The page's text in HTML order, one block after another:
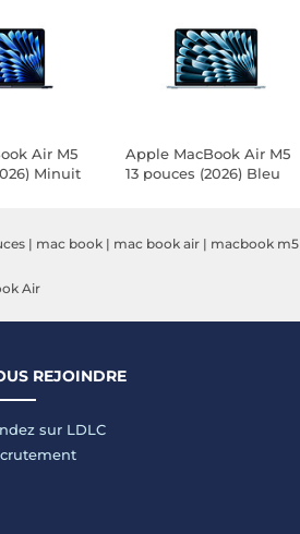
Air M5
Minuit
Apple MacBook Air M5
13 pouces (2026) Bleu
| mac book | mac book air | macbook m5
Air
REJOINDRE
sur LDLC